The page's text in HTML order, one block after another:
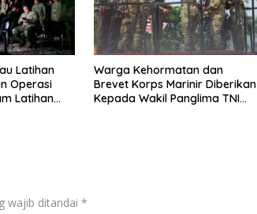
Latihan
Operasi
Latihan
Warga Kehormatan dan
Brevet Korps Marinir Diberikan
Kepada Wakil Panglima TNI
wajib ditandai *